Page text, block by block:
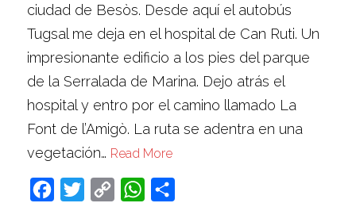
ciudad de Besòs. Desde aquí el autobús
Tugsal me deja en el hospital de Can Ruti. Un
impresionante edificio a los pies del parque
de la Serralada de Marina. Dejo atrás el
hospital y entro por el camino llamado La
Font de l’Amigò. La ruta se adentra en una
vegetación… Read More
Facebook
Twitter Copy
WhatsApp